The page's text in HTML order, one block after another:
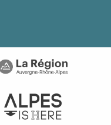
Prestations